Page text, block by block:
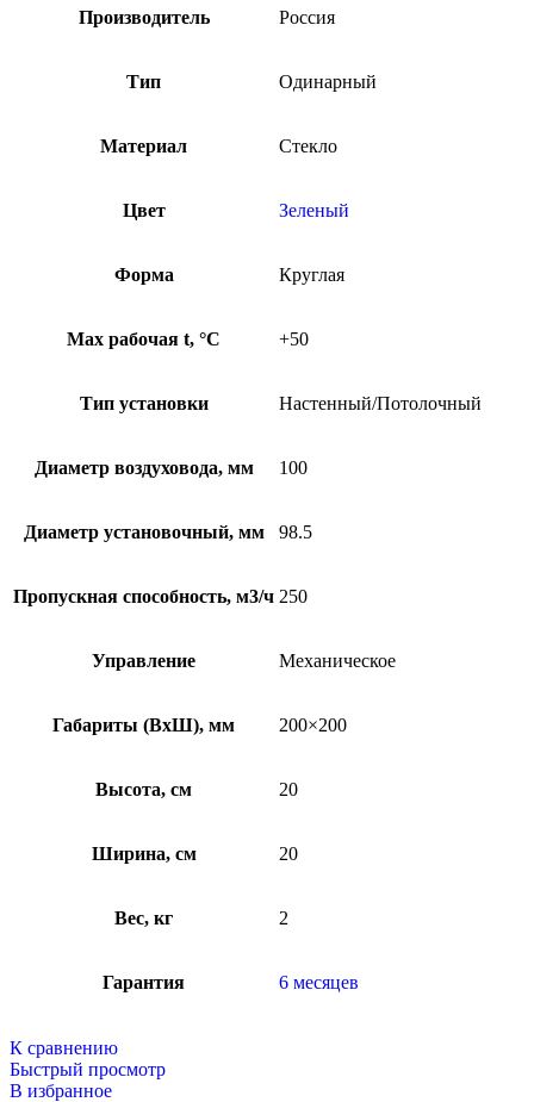
Производитель Россия
Тип Одинарный
Материал Стекло
Цвет Зеленый
Форма Круглая
Max рабочая t, °С +50
Тип установки Настенный/Потолочный
Диаметр воздуховода, мм 100
Диаметр установочный, мм 98.5
Пропускная способность, м3/ч 250
Управление Механическое
Габариты (ВхШ), мм 200×200
Высота, см 20
Ширина, см 20
Вес, кг 2
Гарантия 6 месяцев
К сравнению
Быстрый просмотр
В избранное